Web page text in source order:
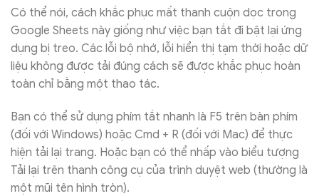
Có thể nói, cách khắc phục mất thanh cuộn dọc trong
Google Sheets này giống như việc bạn tắt đi bật lại ứng
dụng bị treo. Các lỗi bộ nhớ, lỗi hiển thị tạm thời hoặc dữ
liệu không được tải đúng cách sẽ được khắc phục hoàn
toàn chỉ bằng một thao tác.
Bạn có thể sử dụng phím tắt nhanh là F5 trên bàn phím
(đối với Windows) hoặc Cmd + R (đối với Mac) để thực
hiện tải lại trang. Hoặc bạn có thể nhấp vào biểu tượng
Tải lại trên thanh công cụ của trình duyệt web (thường là
một mũi tên hình tròn).